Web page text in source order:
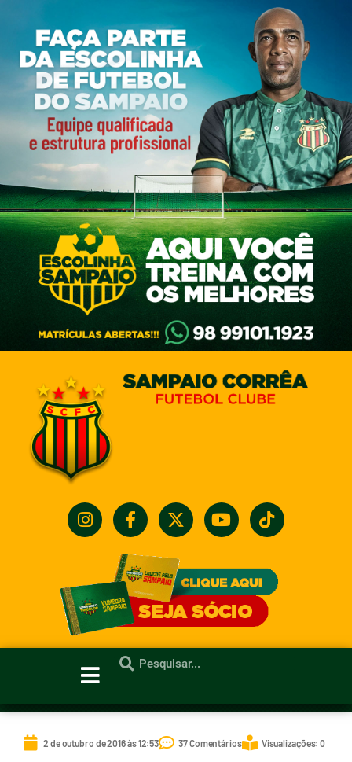
2 de outubro de 2016 às 12:53 37 Comentários Visualizações: 0